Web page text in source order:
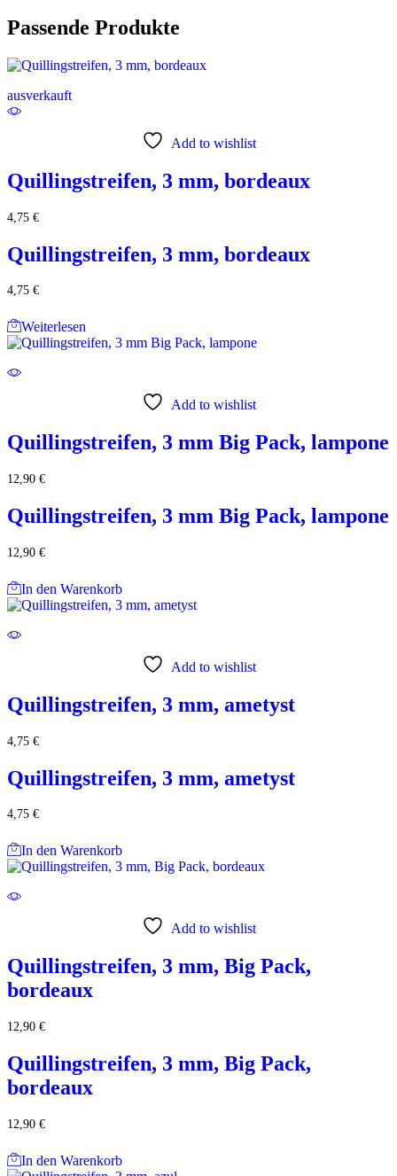
Passende Produkte
ausverkauft
Add to wishlist
Quillingstreifen, 3 mm, bordeaux
4,75 €
Quillingstreifen, 3 mm, bordeaux
4,75 €
Weiterlesen
Add to wishlist
Quillingstreifen, 3 mm Big Pack, lampone
12,90 €
Quillingstreifen, 3 mm Big Pack, lampone
12,90 €
In den Warenkorb
Add to wishlist
Quillingstreifen, 3 mm, ametyst
4,75 €
Quillingstreifen, 3 mm, ametyst
4,75 €
In den Warenkorb
Add to wishlist
Quillingstreifen, 3 mm, Big Pack,
bordeaux
12,90 €
Quillingstreifen, 3 mm, Big Pack,
bordeaux
12,90 €
In den Warenkorb